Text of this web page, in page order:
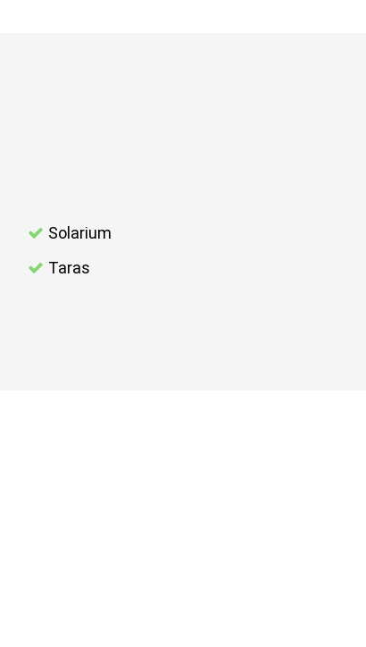
Solarium
Taras